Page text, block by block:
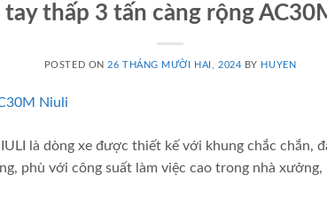
tay thấp 3 tấn càng rộng
POSTED ON 26 THÁNG MƯỜI HAI, 2024 BY HUYEN
là dòng xe được thiết kế với khung chắc chắn,
phù với công suất làm việc cao trong nhà